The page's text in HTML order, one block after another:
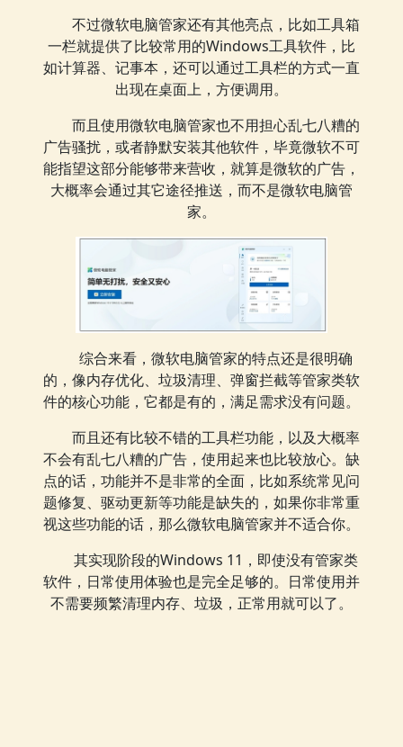
不过微软电脑管家还有其他亮点，比如工具箱
一栏就提供了比较常用的Windows工具软件，比
如计算器、记事本，还可以通过工具栏的方式一直
出现在桌面上，方便调用。
而且使用微软电脑管家也不用担心乱七八糟的
广告骚扰，或者静默安装其他软件，毕竟微软不可
能指望这部分能够带来营收，就算是微软的广告，
大概率会通过其它途径推送，而不是微软电脑管
家。
综合来看，微软电脑管家的特点还是很明确
的，像内存优化、垃圾清理、弹窗拦截等管家类软
件的核心功能，它都是有的，满足需求没有问题。
而且还有比较不错的工具栏功能，以及大概率
不会有乱七八糟的广告，使用起来也比较放心。缺
点的话，功能并不是非常的全面，比如系统常见问
题修复、驱动更新等功能是缺失的，如果你非常重
视这些功能的话，那么微软电脑管家并不适合你。
其实现阶段的Windows 11，即使没有管家类
软件，日常使用体验也是完全足够的。日常使用并
不需要频繁清理内存、垃圾，正常用就可以了。